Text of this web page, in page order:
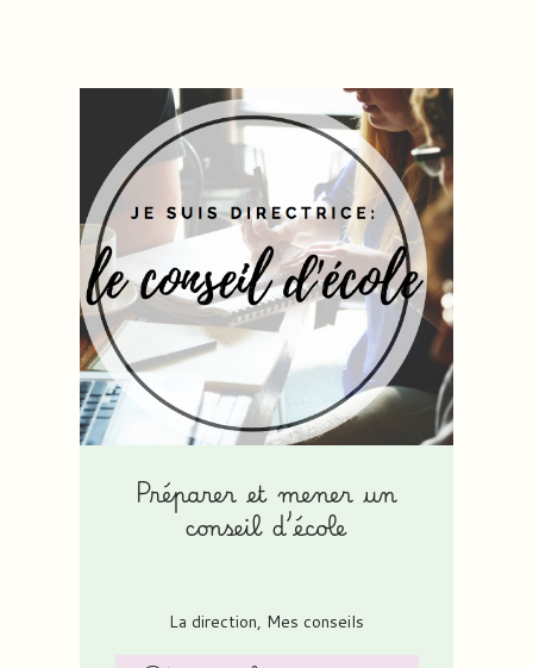
Préparer et mener un
conseil d’école
La direction, Mes conseils